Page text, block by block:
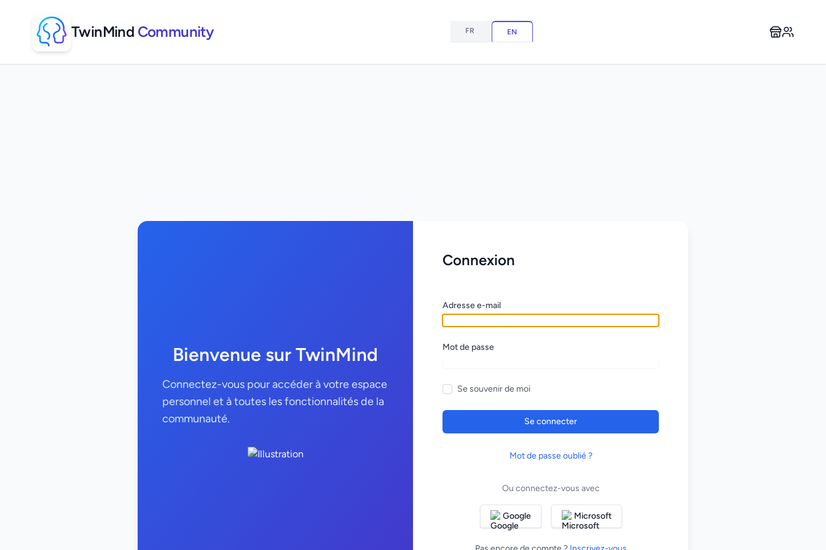
TwinMind Community FR EN
Bienvenue sur TwinMind
Connectez-vous pour accéder à votre espace
personnel et à toutes les fonctionnalités de la
communauté.
Connexion
Adresse e-mail
Mot de passe
Se souvenir de moi
Se connecter
Mot de passe oublié ?
Ou connectez-vous avec
Google Microsoft